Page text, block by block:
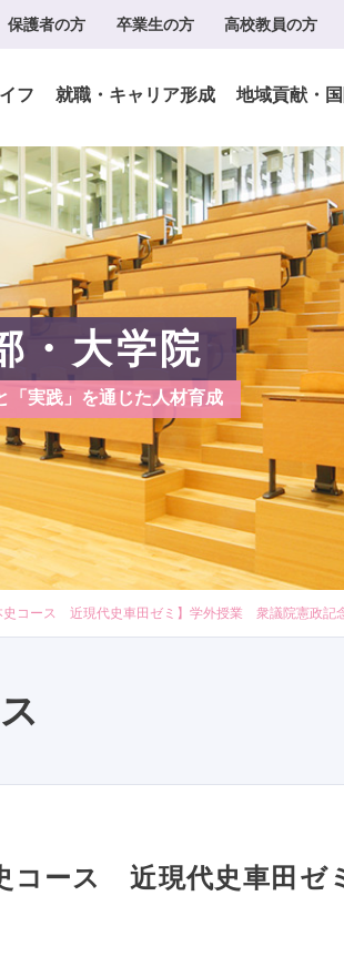
保護者の方 卒業生の方 高校教員の方
フ 就職・キャリア形成 地域貢献・
・大学院
「実践」を通じた人材育成
コース 近現代史車田ゼミ】学外授業 衆議院憲政記
コース 近現代史車田